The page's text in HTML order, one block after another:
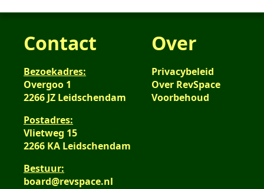
Contact
Bezoekadres:
Overgoo 1
2266 JZ Leidschendam
Postadres:
Vlietweg 15
2266 KA Leidschendam
Bestuur:
board@revspace.nl
Over
Privacybeleid
Over RevSpace
Voorbehoud